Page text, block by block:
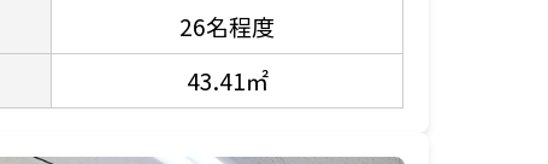
26名程度
43.41㎡